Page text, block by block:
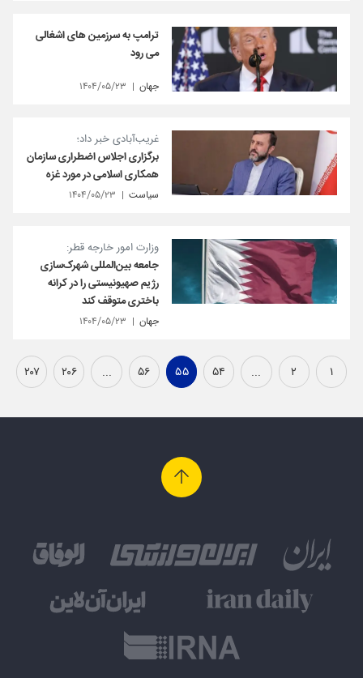
ترامپ به سرزمین های اشغالی
می رود
جهان ۱۴۰۴/۰۵/۲۳
غریب‌آبادی خبر داد؛
برگزاری اجلاس اضطراری سازمان
همکاری اسلامی در مورد غزه
سیاست ۱۴۰۴/۰۵/۲۳
وزارت امور خارجه قطر:
جامعه بین‌المللی شهرک‌سازی
رژیم صهیونیستی را در کرانه
باختری متوقف کند
جهان ۱۴۰۴/۰۵/۲۳
۱ ۲ ... ۵۴ ۵۵ ۵۶ ... ۲۰۶ ۲۰۷